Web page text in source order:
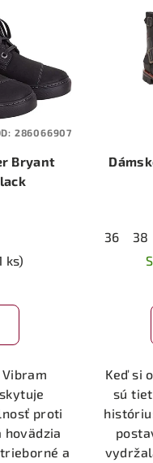
Bryant
ks)
proti
hovädzia
a
286066907
36
38
Keď si
sú